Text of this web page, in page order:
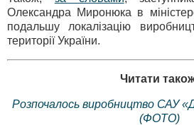
Олександра Миронюка в
подальшу локалізацію
території України.
Читати
Розпочалось виробництво САУ
(ФОТО)